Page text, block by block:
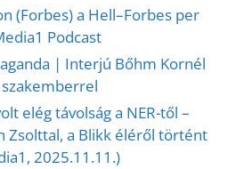
(Forbes) a Hell–Forbes per
Podcast
| Interjú Bőhm Kornél
elég távolság a NER-től –
Zsolttal, a Blikk éléről történt
2025.11.11.)